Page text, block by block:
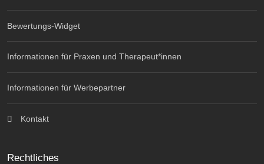
Bewertungs-Widget
Informationen für Praxen und Therapeut*innen
Informationen für Werbepartner
Kontakt
Rechtliches